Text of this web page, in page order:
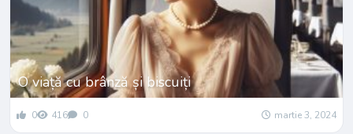
O viață cu brânză și biscuiți
0 416 0 martie 3, 2024